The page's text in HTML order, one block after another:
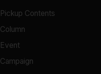
Pickup Contents
Column
Event
Campaign